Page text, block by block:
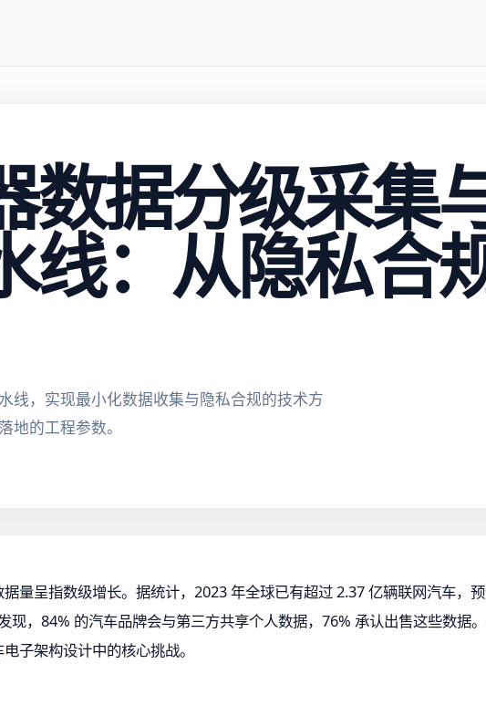
数据分级采集
线：从隐私合
线，实现最小化数据收集与隐私合规的技术方
地的工程参数。
量呈指数级增长。据统计，2023 年全球已有超过 2.37 亿辆联网汽车，
，84% 的汽车品牌会与第三方共享个人数据，76% 承认出售这些数据
子架构设计中的核心挑战。